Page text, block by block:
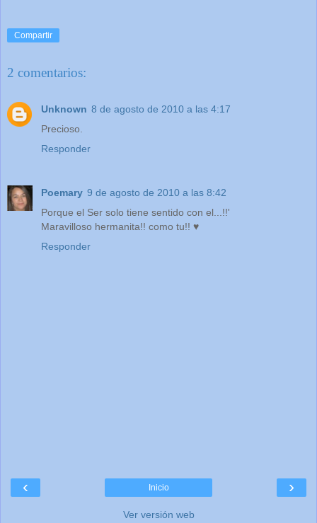
Compartir
2 comentarios:
Unknown 8 de agosto de 2010 a las 4:17
Precioso.
Responder
Poemary 9 de agosto de 2010 a las 8:42
Porque el Ser solo tiene sentido con el...!!'
Maravilloso hermanita!! como tu!! ♥
Responder
‹ ›
Inicio
Ver versión web